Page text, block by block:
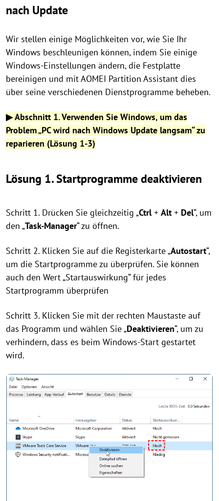
nach Update
Wir stellen einige Möglichkeiten vor, wie Sie Ihr
Windows beschleunigen können, indem Sie einige
Windows-Einstellungen ändern, die Festplatte
bereinigen und mit AOMEI Partition Assistant dies
über seine verschiedenen Dienstprogramme beheben.
▶ Abschnitt 1. Verwenden Sie Windows, um das
Problem „PC wird nach Windows Update langsam“ zu
reparieren (Lösung 1-3)
Lösung 1. Startprogramme deaktivieren
Schritt 1. Drücken Sie gleichzeitig „Ctrl+ Alt + Del“, um
den „Task-Manager“ zu öffnen.
Schritt 2. Klicken Sie auf die Registerkarte „Autostart“,
um die Startprogramme zu überprüfen. Sie können
auch den Wert „Startauswirkung“ für jedes
Startprogramm überprüfen
Schritt 3. Klicken Sie mit der rechten Maustaste auf
das Programm und wählen Sie „Deaktivieren“, um zu
verhindern, dass es beim Windows-Start gestartet
wird.